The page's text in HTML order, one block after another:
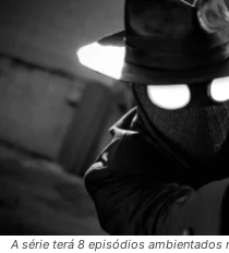
A série terá 8 episódios ambientados